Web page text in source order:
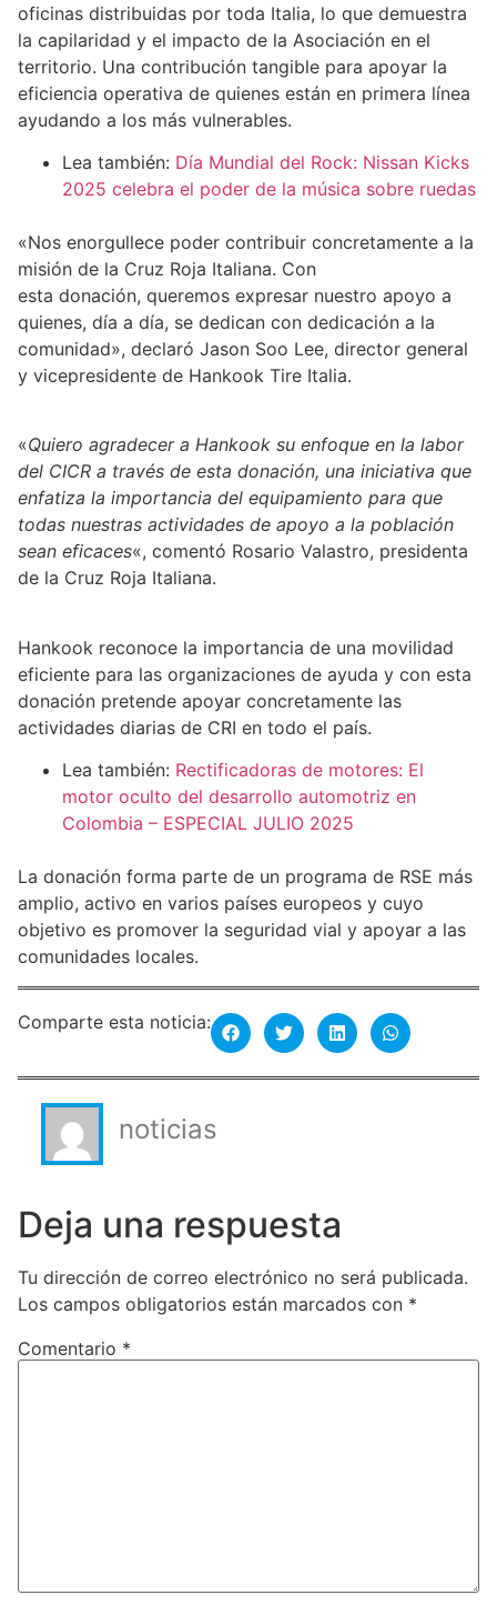
oficinas distribuidas por toda Italia, lo que demuestra
la capilaridad y el impacto de la Asociación en el
territorio. Una contribución tangible para apoyar la
eficiencia operativa de quienes están en primera línea
ayudando a los más vulnerables.
Lea también: Día Mundial del Rock: Nissan Kicks
2025 celebra el poder de la música sobre ruedas
«Nos enorgullece poder contribuir concretamente a la
misión de la Cruz Roja Italiana. Con
esta donación, queremos expresar nuestro apoyo a
quienes, día a día, se dedican con dedicación a la
comunidad», declaró Jason Soo Lee, director general
y vicepresidente de Hankook Tire Italia.
«Quiero agradecer a Hankook su enfoque en la labor
del CICR a través de esta donación, una iniciativa que
enfatiza la importancia del equipamiento para que
todas nuestras actividades de apoyo a la población
sean eficaces«, comentó Rosario Valastro, presidenta
de la Cruz Roja Italiana.
Hankook reconoce la importancia de una movilidad
eficiente para las organizaciones de ayuda y con esta
donación pretende apoyar concretamente las
actividades diarias de CRI en todo el país.
Lea también: Rectificadoras de motores: El
motor oculto del desarrollo automotriz en
Colombia – ESPECIAL JULIO 2025
La donación forma parte de un programa de RSE más
amplio, activo en varios países europeos y cuyo
objetivo es promover la seguridad vial y apoyar a las
comunidades locales.
Comparte esta noticia:
noticias
Deja una respuesta
Tu dirección de correo electrónico no será publicada.
Los campos obligatorios están marcados con *
Comentario *